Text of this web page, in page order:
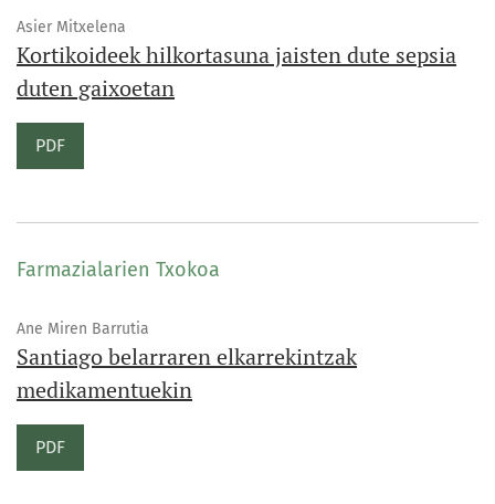
Asier Mitxelena
Kortikoideek hilkortasuna jaisten dute sepsia
duten gaixoetan
PDF
Farmazialarien Txokoa
Ane Miren Barrutia
Santiago belarraren elkarrekintzak
medikamentuekin
PDF